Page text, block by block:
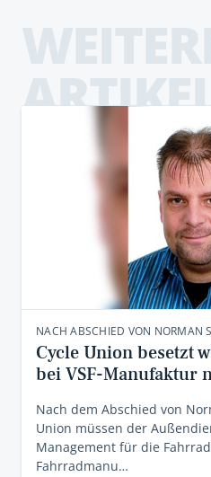
NACH ABSCHIED VON NORMAN
Cycle Union besetzt
bei VSF-Manufaktur
Nach dem Abschied von
Union müssen der
Management für die
Fahrradmanu…